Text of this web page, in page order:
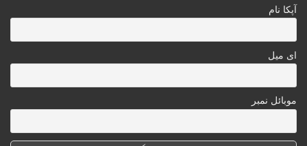
آپکا نام
ای میل
موبائل نمبر